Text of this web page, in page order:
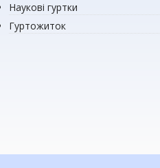
Наукові гуртки
Гуртожиток